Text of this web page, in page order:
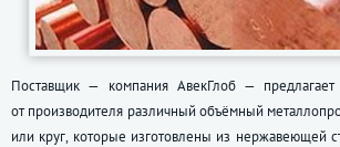
Поставщик — компания АвекГлоб —
от производителя различный объёмный
или круг, которые изготовлены из нержавеющей